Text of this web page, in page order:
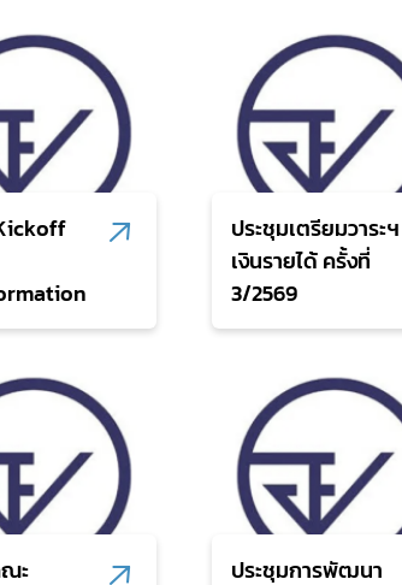
ประชุมเตรียมวาระฯ
เงินรายได้ ครั้งที่
3/2569
ะ
ประชุมการพัฒนา